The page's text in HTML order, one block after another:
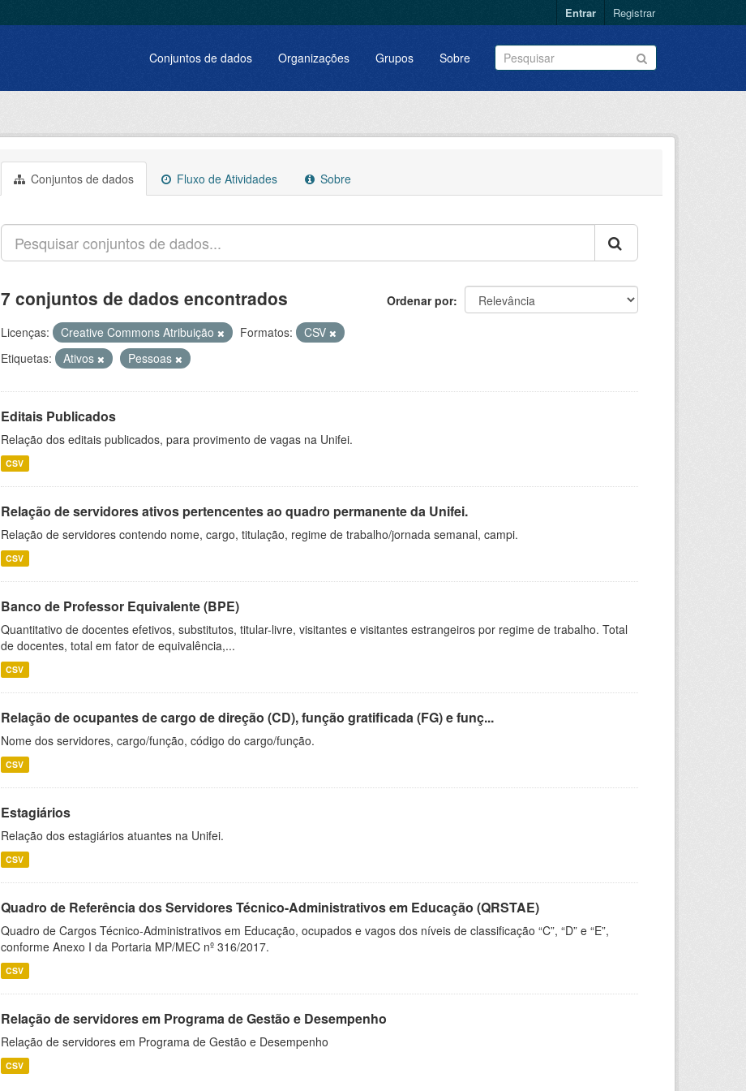
Entrar Registrar
Conjuntos de dados Organizações Grupos Sobre
Conjuntos de dados Fluxo de Atividades Sobre
Ordenar por
7 conjuntos de dados encontrados
Licenças: Creative Commons Atribuição Formatos:
CSV
Etiquetas:
Ativos Pessoas
Editais Publicados
Relação dos editais publicados, para provimento de vagas na Unifei.
CSV
Relação de servidores ativos pertencentes ao quadro permanente da Unifei.
Relação de servidores contendo nome, cargo, titulação, regime de trabalho/jornada semanal, campi.
CSV
Banco de Professor Equivalente (BPE)
Quantitativo de docentes efetivos, substitutos, titular-livre, visitantes e visitantes estrangeiros por regime de trabalho. Total
de docentes, total em fator de equivalência,...
CSV
Relação de ocupantes de cargo de direção (CD), função gratificada (FG) e funç...
Nome dos servidores, cargo/função, código do cargo/função.
CSV
Estagiários
Relação dos estagiários atuantes na Unifei.
CSV
Quadro de Referência dos Servidores Técnico-Administrativos em Educação (QRSTAE)
Quadro de Cargos Técnico-Administrativos em Educação, ocupados e vagos dos níveis de classificação “C”, “D” e “E”,
conforme Anexo I da Portaria MP/MEC nº 316/2017.
CSV
Relação de servidores em Programa de Gestão e Desempenho
Relação de servidores em Programa de Gestão e Desempenho
CSV